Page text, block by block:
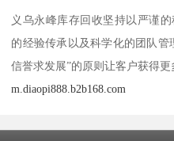
义乌永峰库存回收坚持以严谨
的经验传承以及科学化的团队管
信誉求发展”的原则让客户获得更
m.diaopi888.b2b168.com